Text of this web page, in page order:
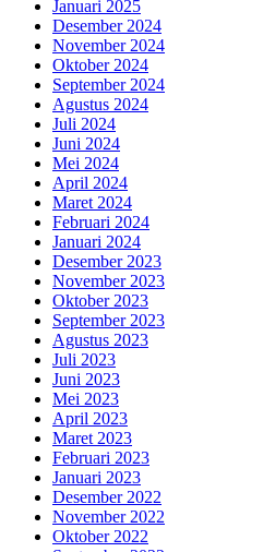
Januari 2025
Desember 2024
November 2024
Oktober 2024
September 2024
Agustus 2024
Juli 2024
Juni 2024
Mei 2024
April 2024
Maret 2024
Februari 2024
Januari 2024
Desember 2023
November 2023
Oktober 2023
September 2023
Agustus 2023
Juli 2023
Juni 2023
Mei 2023
April 2023
Maret 2023
Februari 2023
Januari 2023
Desember 2022
November 2022
Oktober 2022